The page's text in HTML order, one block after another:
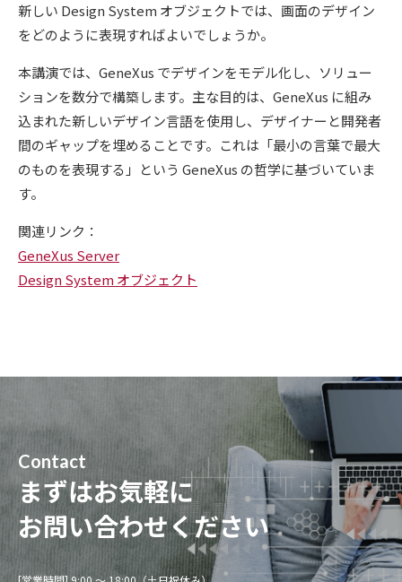
新しい Design System オブジェクトでは、画面のデザイン
をどのように表現すればよいでしょうか。
本講演では、GeneXus でデザインをモデル化し、ソリュー
ションを数分で構築します。主な目的は、GeneXus に組み
込まれた新しいデザイン言語を使用し、デザイナーと開発者
間のギャップを埋めることです。これは「最小の言葉で最大
のものを表現する」という GeneXus の哲学に基づいていま
す。
関連リンク：
GeneXus Server
Design System オブジェクト
Contact
まずはお気軽に
お問い合わせください